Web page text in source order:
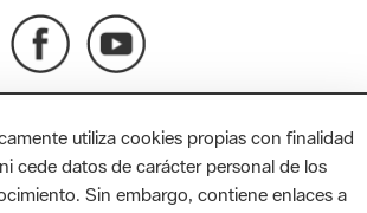
ACCESIBILIDAD
Edifici Llacuna, 1a planta. Badajoz, 49.
934 022 428 / xarxaparcs@diba.cat
utiliza cookies propias con finalidad
cede datos de carácter personal de los
Sin embargo, contiene enlaces a